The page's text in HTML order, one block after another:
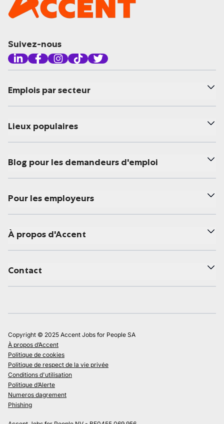
Suivez-nous
Emplois par secteur
Lieux populaires
Blog pour les demandeurs d'emploi
Pour les employeurs
À propos d'Accent
Contact
Copyright © 2025 Accent Jobs for People SA
À propos d’Accent
Politique de cookies
Politique de respect de la vie privée
Conditions d'utilisation
Politique d’Alerte
Numeros dagrement
Phishing